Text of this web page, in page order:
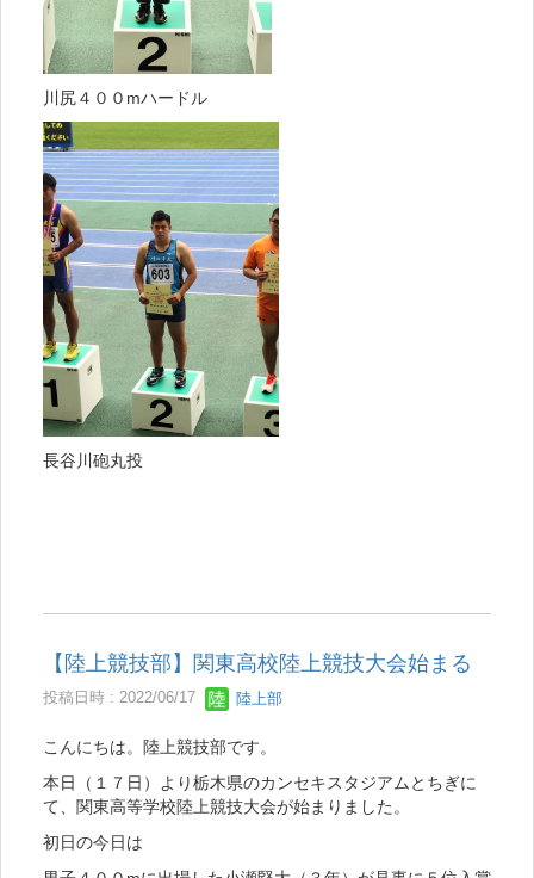
川尻４００mハードル
長谷川砲丸投
【陸上競技部】関東高校陸上競技大会始まる
投稿日時 : 2022/06/17 陸上部
こんにちは。陸上競技部です。
本日（１７日）より栃木県のカンセキスタジアムとちぎに
て、関東高等学校陸上競技大会が始まりました。
初日の今日は